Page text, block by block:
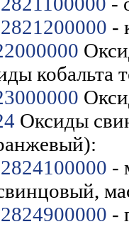
2821200000 -
кобальта
Оксиды
2824100000 -
2824900000 -